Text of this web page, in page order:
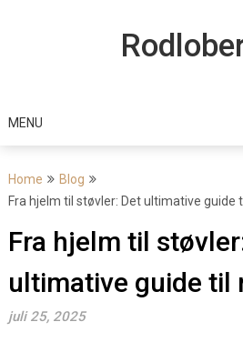
MENU
Home
Blog
Fra hjelm til støvler: Det ultimative guide
Fra hjelm til
ultimative guide til
juli 25, 2025